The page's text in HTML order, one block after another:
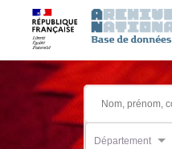
Département